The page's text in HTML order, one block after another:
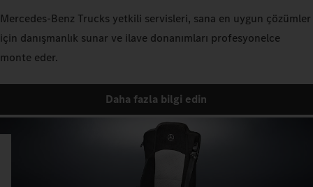
Mercedes‑Benz Trucks yetkili servisleri, sana en uygun çözümler
için danışmanlık sunar ve ilave donanımları profesyonelce
monte eder.
Daha fazla bilgi edin